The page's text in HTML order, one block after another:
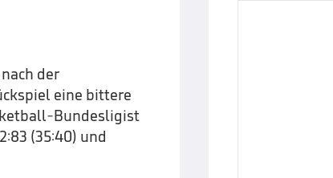
der
eine bittere
Bundesligist
(35:40) und